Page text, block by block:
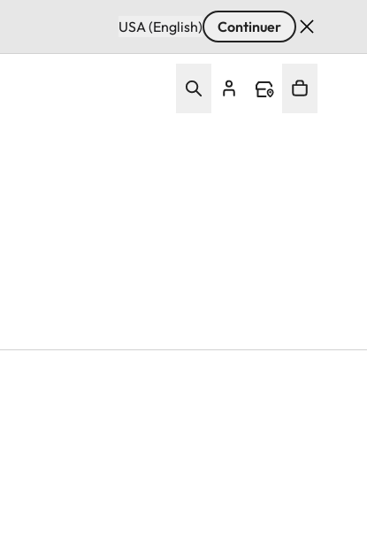
USA (English) Continuer